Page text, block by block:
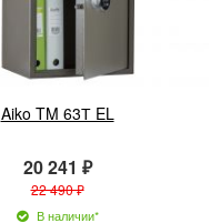
Aiko TM 63Т EL
20 241 ₽
22 490 ₽
В наличии*